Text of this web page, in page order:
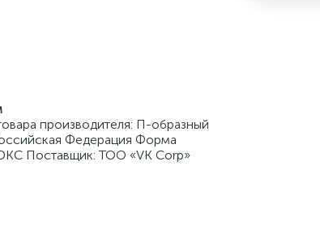
производителя: П-образный
Федерация Форма
Поставщик: ТОО «VK Corp»